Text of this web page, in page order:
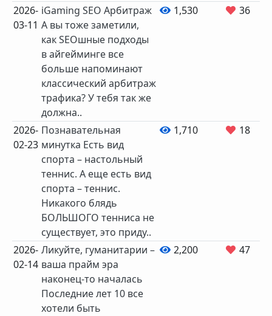
2026-
03-11
iGaming SEO Арбитраж
А вы тоже заметили,
как SEOшные подходы
в айгейминге все
больше напоминают
классический арбитраж
трафика? У тебя так же
должна..
1,530 36
2026-
02-23
Познавательная
минутка Есть вид
спорта – настольный
теннис. А еще есть вид
спорта – теннис.
Никакого блядь
БОЛЬШОГО тенниса не
существует, это приду..
1,710 18
2026-
02-14
Ликуйте, гуманитарии –
ваша прайм эра
наконец-то началась
Последние лет 10 все
хотели быть
2,200 47